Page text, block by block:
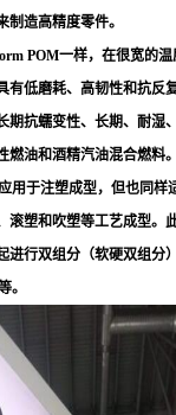
造高精度零件。
POM一样，在很宽的
有低磨耗、高韧性和抗反
期抗蠕变性、长期、耐湿
燃油和酒精汽油混合燃料。
用于注塑成型，但也同样
滚塑和吹塑等工艺成型。
进行双组分（软硬双组分
。